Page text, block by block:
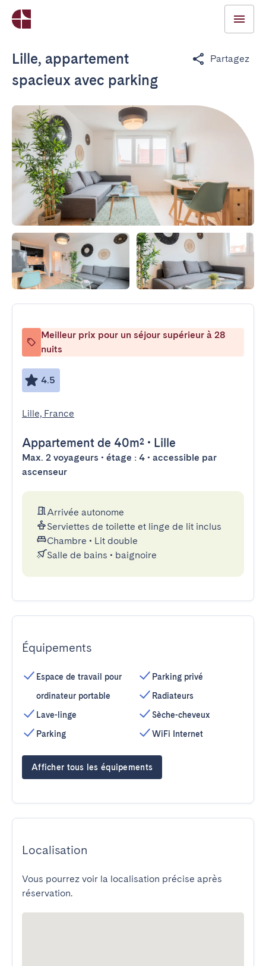
Lille, appartement
spacieux avec parking
Partagez
Meilleur prix pour un séjour supérieur à 28
nuits
4.5
Lille, France
Appartement de 40m² • Lille
Max. 2 voyageurs • étage : 4 • accessible par
ascenseur
Arrivée autonome
Serviettes de toilette et linge de lit inclus
Chambre • Lit double
Salle de bains • baignoire
Équipements
Espace de travail pour
ordinateur portable
Lave-linge
Parking
Parking privé
Radiateurs
Sèche-cheveux
WiFi Internet
Afficher tous les équipements
Localisation
Vous pourrez voir la localisation précise après
réservation.